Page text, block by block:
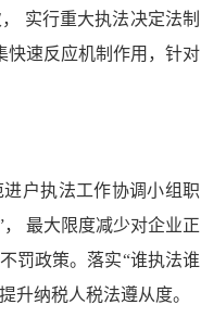
实行重大执法决定法制
快速反应机制作用，针对
户执法工作协调小组职
最大限度减少对企业正
罚政策。落实“谁执法谁
升纳税人税法遵从度。